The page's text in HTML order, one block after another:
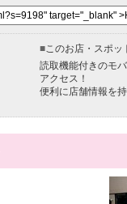
■このお店・スポッ
読取機能付きのモ
アクセス！
便利に店舗情報を